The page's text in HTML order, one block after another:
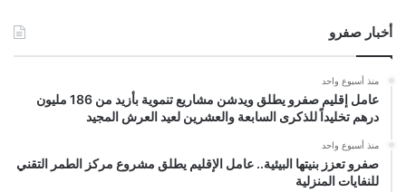
أخبار صفرو
منذ أسبوع واحد
عامل إقليم صفرو يطلق ويدشن مشاريع تنموية بأزيد من 186 مليون
درهم تخليداً للذكرى السابعة والعشرين لعيد العرش المجيد
منذ أسبوع واحد
صفرو تعزز بنيتها البيئية.. عامل الإقليم يطلق مشروع مركز الطمر التقني
للنفايات المنزلية